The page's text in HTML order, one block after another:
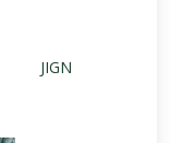
JIGN